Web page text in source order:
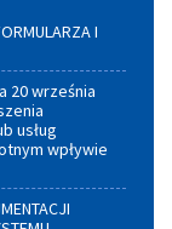
I
20 września
usług
wpływie